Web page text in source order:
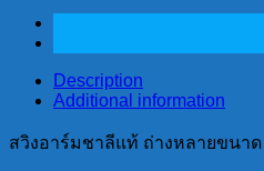
ลี
แท้
ถ่าง
หลาย
ขนาด
6.1-
Description
Additional information
สวิงอาร์มชาลีแท้ ถ่างหลายขนาด